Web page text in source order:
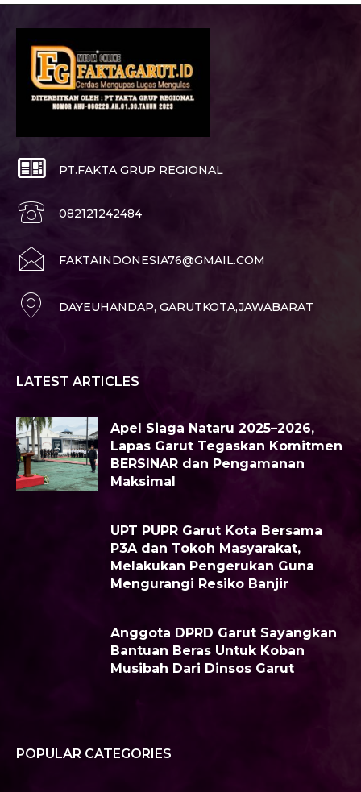
PT.FAKTA GRUP REGIONAL
082121242484
FAKTAINDONESIA76@GMAIL.COM
DAYEUHANDAP, GARUTKOTA,JAWABARAT
LATEST ARTICLES
Apel Siaga Nataru 2025–2026,
Lapas Garut Tegaskan Komitmen
BERSINAR dan Pengamanan
Maksimal
UPT PUPR Garut Kota Bersama
P3A dan Tokoh Masyarakat,
Melakukan Pengerukan Guna
Mengurangi Resiko Banjir
Anggota DPRD Garut Sayangkan
Bantuan Beras Untuk Koban
Musibah Dari Dinsos Garut
POPULAR CATEGORIES